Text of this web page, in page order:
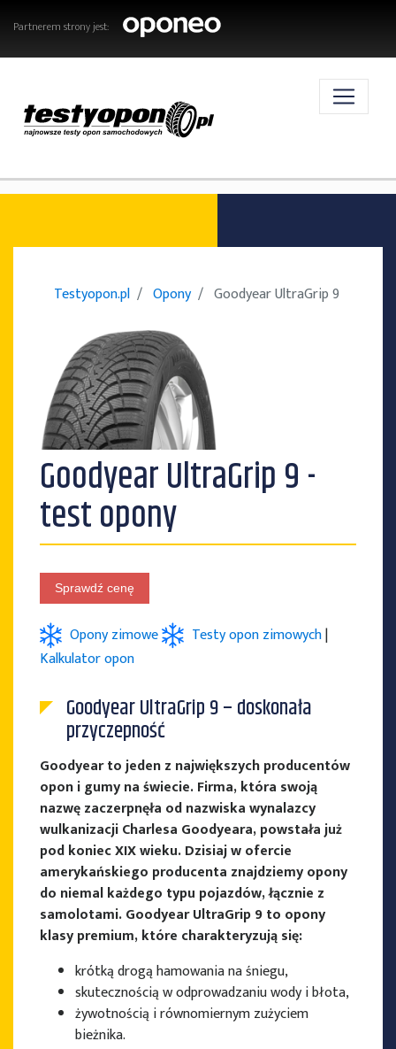
Partnerem strony jest:
AKTUALNOŚCI
OPONY
TESTY OPON
PRODUCENCI OPON
Testyopon.pl Opony Goodyear UltraGrip 9
Goodyear UltraGrip 9 -
test opony
Sprawdź cenę
Opony zimowe Testy opon zimowych|
Kalkulator opon
Goodyear UltraGrip 9 – doskonała
przyczepność
Goodyear to jeden z największych producentów
opon i gumy na świecie. Firma, która swoją
nazwę zaczerpnęła od nazwiska wynalazcy
wulkanizacji Charlesa Goodyeara, powstała już
pod koniec XIX wieku. Dzisiaj w ofercie
amerykańskiego producenta znajdziemy opony
do niemal każdego typu pojazdów, łącznie z
samolotami. Goodyear UltraGrip 9 to opony
klasy premium, które charakteryzują się:
krótką drogą hamowania na śniegu,
skutecznością w odprowadzaniu wody i błota,
żywotnością i równomiernym zużyciem
bieżnika.